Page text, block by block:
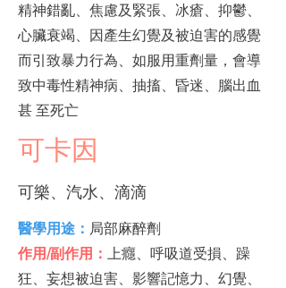
精神錯亂、焦慮及緊張、冰瘡、抑鬱、
心臟衰竭、因產生幻覺及被迫害的感覺
而引致暴力行為、如服用重劑量，會導
致中毒性精神病、抽搐、昏迷、腦出血
甚 至死亡
可卡因
可樂、汽水、滴滴
醫學用途： 局部麻醉劑
作用/副作用： 上癮、呼吸道受損、躁
狂、妄想被迫害、影響記憶力、幻覺、